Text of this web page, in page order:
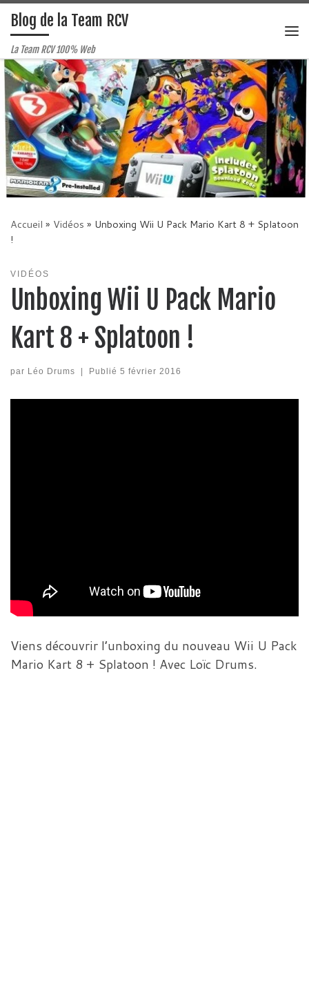
Passer au contenu
Blog de la Team RCV
La Team RCV 100% Web
Accueil » Vidéos » Unboxing Wii U Pack Mario Kart 8 + Splatoon
!
VIDÉOS
Unboxing Wii U Pack Mario
Kart 8 + Splatoon !
par Léo Drums Publié 5 février 2016
Viens découvrir l’unboxing du nouveau Wii U Pack
Mario Kart 8 + Splatoon ! Avec Loïc Drums.